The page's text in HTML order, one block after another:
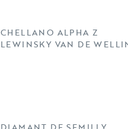
CHELLANO ALPHA Z
LEWINSKY VAN DE